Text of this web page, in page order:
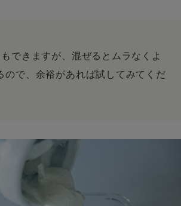
もできますが、混ぜるとムラなくよ
ので、余裕があれば試してみてくだ